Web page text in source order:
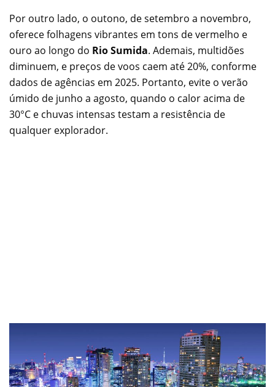
Por outro lado, o outono, de setembro a novembro,
oferece folhagens vibrantes em tons de vermelho e
ouro ao longo do Rio Sumida. Ademais, multidões
diminuem, e preços de voos caem até 20%, conforme
dados de agências em 2025. Portanto, evite o verão
úmido de junho a agosto, quando o calor acima de
30°C e chuvas intensas testam a resistência de
qualquer explorador.